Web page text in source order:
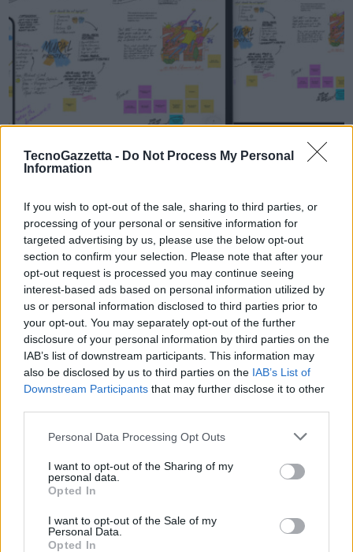
TecnoGazzetta - Do Not Process My Personal
Information
If you wish to opt-out of the sale, sharing to third parties, or
processing of your personal or sensitive information for
targeted advertising by us, please use the below opt-out
section to confirm your selection. Please note that after your
opt-out request is processed you may continue seeing
interest-based ads based on personal information utilized by
us or personal information disclosed to third parties prior to
your opt-out. You may separately opt-out of the further
disclosure of your personal information by third parties on the
IAB’s list of downstream participants. This information may
also be disclosed by us to third parties on the IAB’s List of
Downstream Participants that may further disclose it to other
Personal Data Processing Opt Outs
I want to opt-out of the Sharing of my
personal data.
Opted In
I want to opt-out of the Sale of my
Personal Data.
Opted In
progettata per la collaborazione creativa
Freeform per iPhone, iPad e Mac semplifica più che mai la
collaborazione visiva. La nuova app Freeform è disponibile da oggi
come parte delle versioni più recenti di iOS, iPadOS e macOS.
Freeform aiuta le persone a organizzare e disporre …